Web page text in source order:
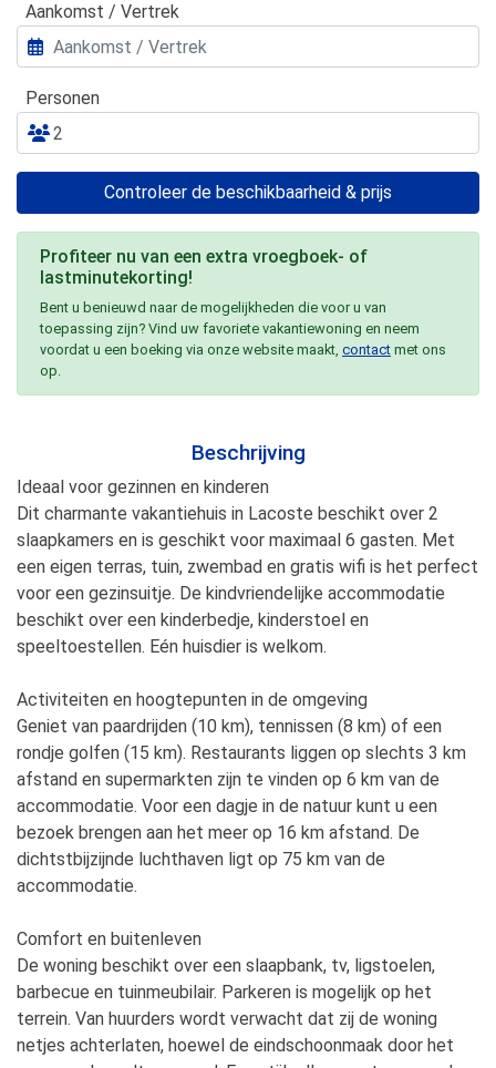
Aankomst / Vertrek
Personen
Controleer de beschikbaarheid & prijs
Profiteer nu van een extra vroegboek- of
lastminutekorting!
Bent u benieuwd naar de mogelijkheden die voor u van
toepassing zijn? Vind uw favoriete vakantiewoning en neem
voordat u een boeking via onze website maakt, contact met ons
op.
Beschrijving
Ideaal voor gezinnen en kinderen
Dit charmante vakantiehuis in Lacoste beschikt over 2
slaapkamers en is geschikt voor maximaal 6 gasten. Met
een eigen terras, tuin, zwembad en gratis wifi is het perfect
voor een gezinsuitje. De kindvriendelijke accommodatie
beschikt over een kinderbedje, kinderstoel en
speeltoestellen. Eén huisdier is welkom.
Activiteiten en hoogtepunten in de omgeving
Geniet van paardrijden (10 km), tennissen (8 km) of een
rondje golfen (15 km). Restaurants liggen op slechts 3 km
afstand en supermarkten zijn te vinden op 6 km van de
accommodatie. Voor een dagje in de natuur kunt u een
bezoek brengen aan het meer op 16 km afstand. De
dichtstbijzijnde luchthaven ligt op 75 km van de
accommodatie.
Comfort en buitenleven
De woning beschikt over een slaapbank, tv, ligstoelen,
barbecue en tuinmeubilair. Parkeren is mogelijk op het
terrein. Van huurders wordt verwacht dat zij de woning
netjes achterlaten, hoewel de eindschoonmaak door het